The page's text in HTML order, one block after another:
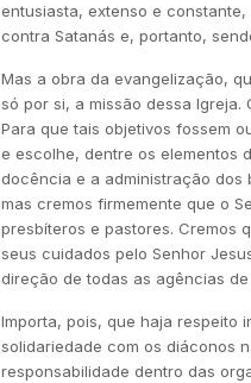
entusiasta, extenso e
contra Satanás e, portanto,
Mas a obra da evangelização,
só por si, a missão dessa
Para que tais objetivos fossem
e escolhe, dentre os elementos
docência e a administração dos
mas cremos firmemente que o
presbíteros e pastores. Cremos
seus cuidados pelo Senhor
direção de todas as agências
Importa, pois, que haja respeito
solidariedade com os diáconos
responsabilidade dentro das